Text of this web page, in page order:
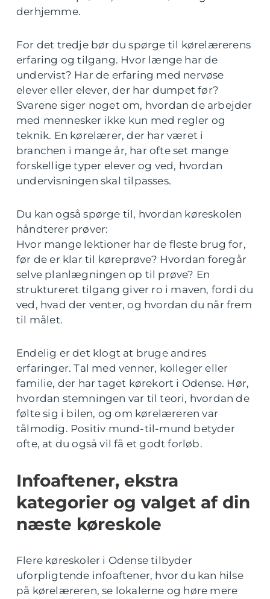
derhjemme.
For det tredje bør du spørge til kørelærerens
erfaring og tilgang. Hvor længe har de
undervist? Har de erfaring med nervøse
elever eller elever, der har dumpet før?
Svarene siger noget om, hvordan de arbejder
med mennesker ikke kun med regler og
teknik. En kørelærer, der har været i
branchen i mange år, har ofte set mange
forskellige typer elever og ved, hvordan
undervisningen skal tilpasses.
Du kan også spørge til, hvordan køreskolen
håndterer prøver:
Hvor mange lektioner har de fleste brug for,
før de er klar til køreprøve? Hvordan foregår
selve planlægningen op til prøve? En
struktureret tilgang giver ro i maven, fordi du
ved, hvad der venter, og hvordan du når frem
til målet.
Endelig er det klogt at bruge andres
erfaringer. Tal med venner, kolleger eller
familie, der har taget kørekort i Odense. Hør,
hvordan stemningen var til teori, hvordan de
følte sig i bilen, og om kørelæreren var
tålmodig. Positiv mund-til-mund betyder
ofte, at du også vil få et godt forløb.
Infoaftener, ekstra
kategorier og valget af din
næste køreskole
Flere køreskoler i Odense tilbyder
uforpligtende infoaftener, hvor du kan hilse
på kørelæreren, se lokalerne og høre mere